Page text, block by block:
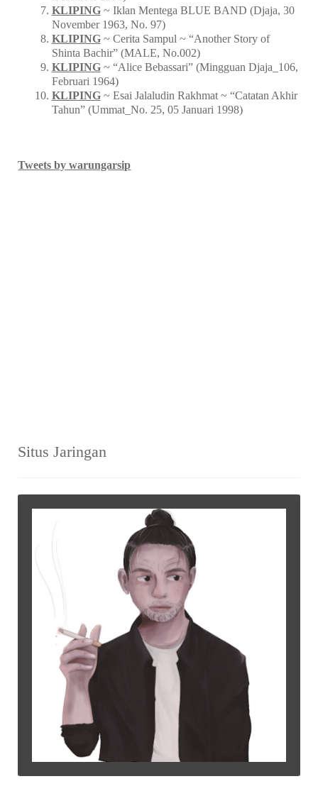
KLIPING~ Iklan Mentega BLUE BAND (Djaja, 30
November 1963, No. 97)
KLIPING~ Cerita Sampul ~ “Another Story of
Shinta Bachir” (MALE, No.002)
KLIPING~ “Alice Bebassari” (Mingguan Djaja_106,
Februari 1964)
KLIPING~ Esai Jalaludin Rakhmat ~ “Catatan Akhir
Tahun” (Ummat_No. 25, 05 Januari 1998)
Tweets by warungarsip
Situs Jaringan